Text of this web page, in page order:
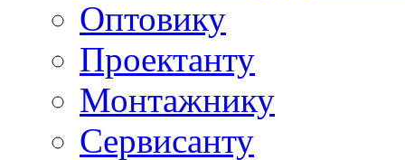
Оптовику
Проектанту
Монтажнику
Сервисанту